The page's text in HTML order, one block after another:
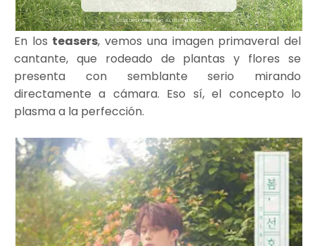
En los teasers, vemos una imagen primaveral del
cantante, que rodeado de plantas y flores se
presenta con semblante serio mirando
directamente a cámara. Eso sí, el concepto lo
plasma a la perfección.